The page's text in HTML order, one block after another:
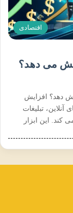
اقتصادی
می دهد؟
دهد؟ افزایش
تبلیغات
کند. این ابزار